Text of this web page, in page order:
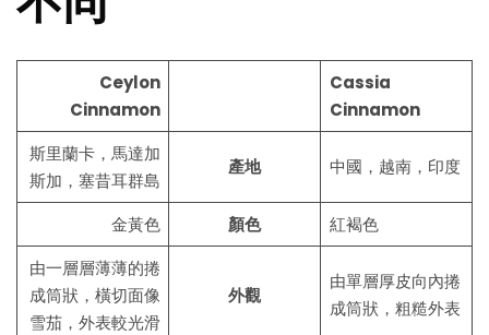
Ceylon
Cinnamon
Cassia
Cinnamon
斯里蘭卡，馬達加
斯加，塞昔耳群島
產地 中國，越南，印度
金黃色 顏色
紅褐色
由一層層薄薄的捲
成筒狀，橫切面像
雪茄，外表較光滑
外觀
由單層厚皮向內捲
成筒狀，粗糙外表